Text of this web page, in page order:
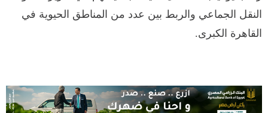
النقل الجماعي والربط بين عدد من المناطق الحيوية في
القاهرة الكبرى.